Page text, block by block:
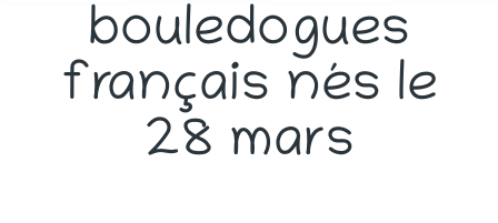
bouledogues
français nés le
28 mars